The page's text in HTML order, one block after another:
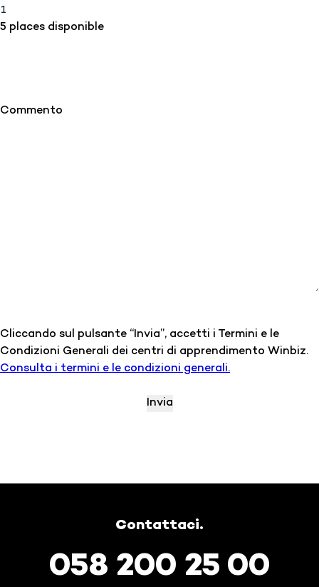
5 places disponible
Commento
Cliccando sul pulsante “Invia”, accetti i Termini e le
Condizioni Generali dei centri di apprendimento Winbiz.
Consulta i termini e le condizioni generali.
Contattaci.
058 200 25 00